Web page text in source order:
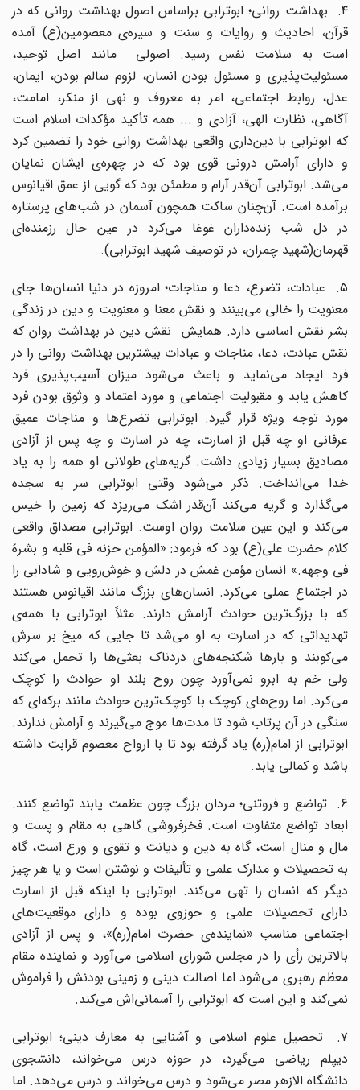
۴. بهداشت روانی؛ ابوترابی براساس اصول بهداشت روانی که در
قرآن، احادیث و روایات و سنت و سیره‌ی معصومین(ع) آمده
است به سلامت نفس رسید. اصولی مانند اصل توحید،
مسئولیت‌پذیری و مسئول بودن انسان، لزوم سالم بودن، ایمان،
عدل، روابط اجتماعی، امر به معروف و نهی از منکر، امامت،
آگاهی، نظارت الهی، آزادی و ... همه تأکید مؤکدات اسلام است
که ابوترابی با دین‌داری واقعی بهداشت روانی خود را تضمین کرد
و دارای آرامش درونی قوی بود که در چهره‌ی ایشان نمایان
می‌شد. ابوترابی آن‌قدر آرام و مطمئن بود که گویی از عمق اقیانوس
برآمده است. آن‌چنان ساکت همچون آسمان در شب‌های پرستاره
در دل شب‌ زنده‌داران غوغا می‌کرد در عین حال رزمنده‌ای
قهرمان(شهید چمران، در توصیف شهید ابوترابی).
۵. عبادات، تضرع، دعا و مناجات؛ امروزه در دنیا انسان‌ها جای
معنویت را خالی می‌بینند و نقش معنا و معنویت و دین در زندگی
بشر نقش اساسی دارد. همایش نقش دین در بهداشت روان که
نقش عبادت، دعا، مناجات و عبادات بیشترین بهداشت روانی را در
فرد ایجاد می‌نماید و باعث می‌شود میزان آسیب‌پذیری فرد
کاهش یابد و مقبولیت اجتماعی و مورد اعتماد و وثوق بودن فرد
مورد توجه ویژه قرار گیرد. ابوترابی تضرع‌ها و مناجات عمیق
عرفانی او چه قبل از اسارت، چه در اسارت و چه پس از آزادی
مصادیق بسیار زیادی داشت. گریه‌های طولانی او همه را به یاد
خدا می‌انداخت. ذکر می‌شود وقتی ابوترابی سر به سجده
می‌گذارد و گریه می‌کند آن‌قدر اشک می‌ریزد که زمین را خیس
می‌کند و این عین سلامت روان اوست. ابوترابی مصداق واقعی
کلام حضرت علی‌(ع) بود که فرمود: «المؤمن حزنه فی قلبه و بشرهُ
فی وجهه.» انسان مؤمن غمش در دلش و خوش‌رویی و شادابی را
در اجتماع عملی می‌کرد. انسان‌های بزرگ مانند اقیانوس هستند
که با بزرگ‌ترین حوادث آرامش دارند. مثلاً ابوترابی با همه‌ی
تهدیداتی که در اسارت به او می‌شد تا جایی که میخ بر سرش
می‌کوبند و بارها شکنجه‌های دردناک بعثی‌ها را تحمل می‌کند
ولی خم به ابرو نمی‌آورد چون روح بلند او حوادث را کوچک
می‌کرد. اما روح‌های کوچک با کوچک‌ترین حوادث مانند برکه‌ای که
سنگی در آن پرتاب شود تا مدت‌ها موج می‌گیرند و آرامش ندارند.
ابوترابی از امام(ره) یاد گرفته بود تا با ارواح معصوم قرابت داشته
باشد و کمالی یابد.
۶. تواضع و فروتنی؛ مردان بزرگ چون عظمت یابند تواضع کنند.
ابعاد تواضع متفاوت است. فخرفروشی گاهی به مقام و پست و
مال و منال است، گاه به دین و دیانت و تقوی و ورع است، گاه
به تحصیلات و مدارک علمی و تألیفات و نوشتن است و یا هر چیز
دیگر که انسان را تهی می‌کند. ابوترابی با اینکه قبل از اسارت
دارای تحصیلات علمی و حوزوی بوده و دارای موقعیت‌های
اجتماعی مناسب «نماینده‌ی حضرت امام(ره)»، و پس از آزادی
بالاترین رأی را در مجلس شورای اسلامی می‌آورد و نماینده مقام
معظم رهبری می‌شود اما اصالت دینی و زمینی بودنش را فراموش
نمی‌کند و این است که ابوترابی را آسمانی‌اش می‌کند.
۷. تحصیل علوم اسلامی و آشنایی به معارف دینی؛ ابوترابی
دیپلم ریاضی می‌گیرد، در حوزه درس می‌خواند، دانشجوی
دانشگاه الازهر مصر می‌شود و درس می‌خواند و درس می‌دهد. اما